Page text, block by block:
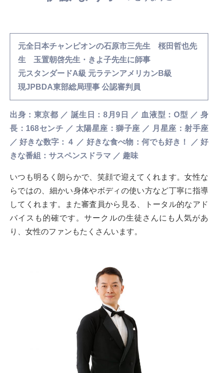
元全日本チャンピオンの石原市三先生 桜田哲也先
生 玉置朝啓先生・きよ子先生に師事
元スタンダードA級 元ラテンアメリカンB級
現JPBDA東部総局理事 公認審判員
出身：東京都 ／ 誕生日：8月9日 ／ 血液型：O型 ／ 身
長：168センチ ／ 太陽星座：獅子座 ／ 月星座：射手座
／ 好きな数字：４ ／ 好きな食べ物：何でも好き！ ／ 好
きな番組：サスペンスドラマ ／ 趣味
いつも明るく朗らかで、笑顔で迎えてくれます。女性な
らではの、細かい身体やボディの使い方など丁寧に指導
してくれます。また審査員から見る、トータル的なアド
バイスも的確です。サークルの生徒さんにも人気があ
り、女性のファンもたくさんいます。